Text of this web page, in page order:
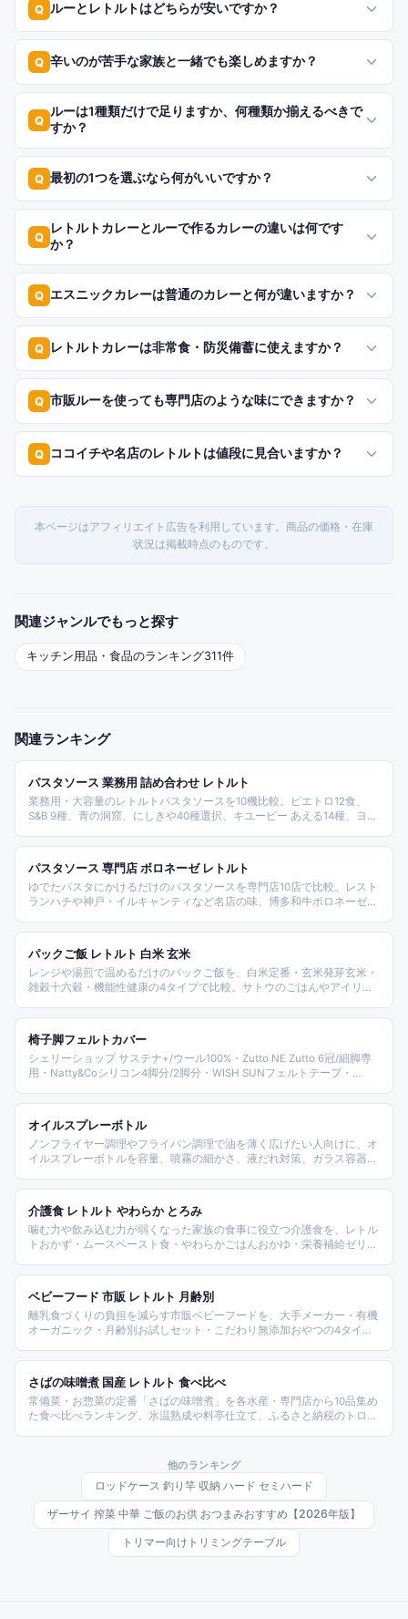
Q ルーとレトルトはどちらが安いですか？
Q 辛いのが苦手な家族と一緒でも楽しめますか？
Q
ルーは1種類だけで足りますか、何種類か揃えるべきで
すか？
Q 最初の1つを選ぶなら何がいいですか？
Q
レトルトカレーとルーで作るカレーの違いは何です
か？
Q エスニックカレーは普通のカレーと何が違いますか？
Q レトルトカレーは非常食・防災備蓄に使えますか？
Q 市販ルーを使っても専門店のような味にできますか？
Q ココイチや名店のレトルトは値段に見合いますか？
本ページはアフィリエイト広告を利用しています。商品の価格・在庫
状況は掲載時点のものです。
関連ジャンルでもっと探す
キッチン用品・食品のランキング311件
関連ランキング
パスタソース 業務用 詰め合わせ レトルト
業務用・大容量のレトルトパスタソースを10機比較。ピエトロ12食、
S&B 9種、青の洞窟、にしきや40種選択、キユーピー あえる14種、ヨコ
パスタソース 専門店 ボロネーゼ レトルト
ゆでたパスタにかけるだけのパスタソースを専門店10店で比較。レスト
ランハチや神戸・イルキャンティなど名店の味、博多和牛ボロネーゼや
クゼールの定番ブランドまで整理。味のタイプ(ボロネーゼ・ペペロン
チーノ)・レトルト/冷凍・専門店を比べ、パスタソース選びを助ける。
パックご飯 レトルト 白米 玄米
レンジや湯煎で温めるだけのパックご飯を、白米定番・玄米発芽玄米・
雑穀十六穀・機能性健康の4タイプで比較。サトウのごはんやアイリス
に合う一品選びを助けます。
椅子脚フェルトカバー
シェリーショップ サステナ+/ウール100%・Zutto NE Zutto 6冠/細脚専
用・Natty&Coシリコン4脚分/2脚分・WISH SUNフェルトテープ・
ッパー・しあわせ生活館テープなど、椅子脚カバー商品を素材タイプ別
に比較したランキングです。
オイルスプレーボトル
ノンフライヤー調理やフライパン調理で油を薄く広げたい人向けに、オ
イルスプレーボトルを容量、噴霧の細かさ、液だれ対策、ガラス容器の
介護食 レトルト やわらか とろみ
噛む力や飲み込む力が弱くなった家族の食事に役立つ介護食を、レトル
トおかず・ムースペースト食・やわらかごはんおかゆ・栄養補給ゼリー
ンドの区分やかたさの違いを整理しました。
ベビーフード 市販 レトルト 月齢別
離乳食づくりの負担を減らす市販ベビーフードを、大手メーカー・有機
オーガニック・月齢別お試しセット・こだわり無添加おやつの4タイプ
形状、素材の違いを整理しました。
さばの味噌煮 国産 レトルト 食べ比べ
常備菜・お惣菜の定番「さばの味噌煮」を各水産・専門店から10品集め
た食べ比べランキング。氷温熟成や料亭仕立て、ふるさと納税のトロさ
他のランキング
ロッドケース 釣り竿 収納 ハード セミハード
ザーサイ 搾菜 中華 ご飯のお供 おつまみおすすめ【2026年版】
トリマー向けトリミングテーブル